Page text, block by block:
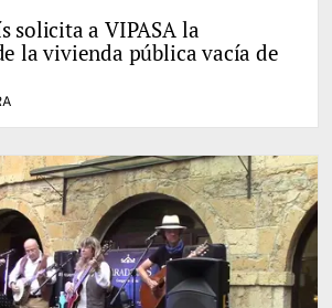
solicita a VIPASA la
la vivienda pública vacía de